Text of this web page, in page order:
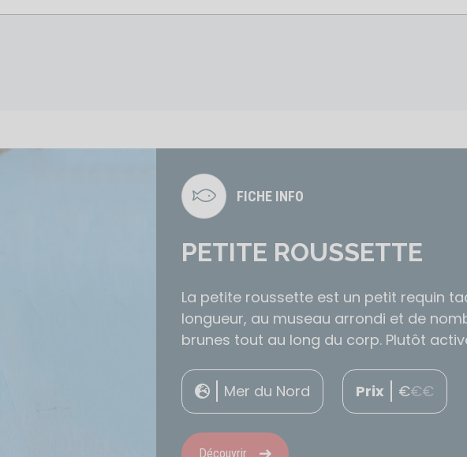
FICHE INFO
PETITE ROUSSETTE
La petite roussette est un petit requin
longueur, au museau arrondi et de
brunes tout au long du corp. Plutôt
Mer du Nord Prix €€€
Découvrir